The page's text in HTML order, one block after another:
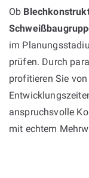
Ob
im
prüfen. Durch
profitieren Sie
anspruchsvolle
mit echtem